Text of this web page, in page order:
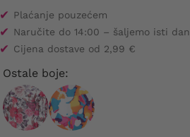
✔ Plaćanje pouzećem
✔ Naručite do 14:00 – šaljemo isti dan
✔ Cijena dostave od 2,99 €
Ostale boje: